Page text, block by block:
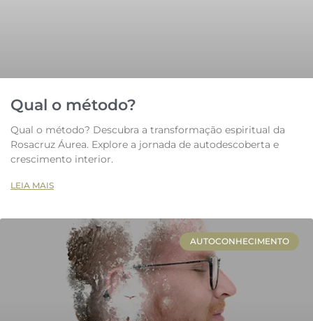
Qual o método?
Qual o método? Descubra a transformação espiritual da
Rosacruz Áurea. Explore a jornada de autodescoberta e
crescimento interior.
LEIA MAIS
AUTOCONHECIMENTO